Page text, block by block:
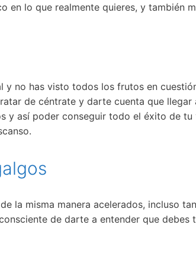
en lo que realmente quieres, y también
y no has visto todos los frutos en
de céntrate y darte cuenta que llegar
y así poder conseguir todo el éxito de tu
la misma manera acelerados, incluso
de darte a entender que debes